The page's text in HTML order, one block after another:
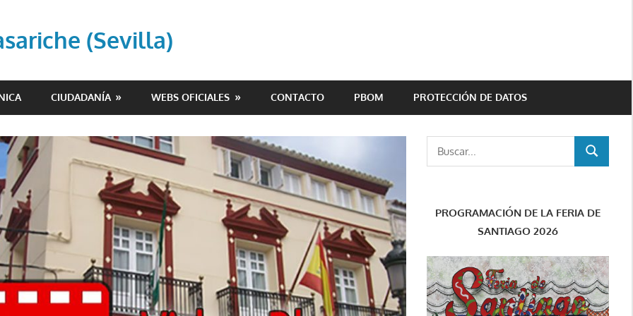
(Sevilla)
CIUDADANÍA WEBS OFICIALES CONTACTO PBOM PROTECCIÓN DE DATOS
BUSCAR
PROGRAMACIÓN DE LA FERIA DE
SANTIAGO 2026